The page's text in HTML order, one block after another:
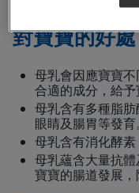
對寶寶的好處
母乳會因應寶寶
合適的成分，給予
母乳含有多種脂肪
眼睛及腸胃等發育。
母乳含有消化酵素
母乳蘊含大量抗
寶寶的腸道發展，